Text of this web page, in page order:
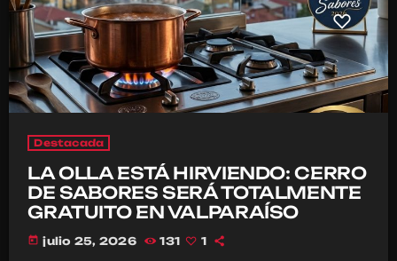
Destacada
LA OLLA ESTÁ HIRVIENDO: CERRO
DE SABORES SERÁ TOTALMENTE
GRATUITO EN VALPARAÍSO
today julio 25, 2026 131 1